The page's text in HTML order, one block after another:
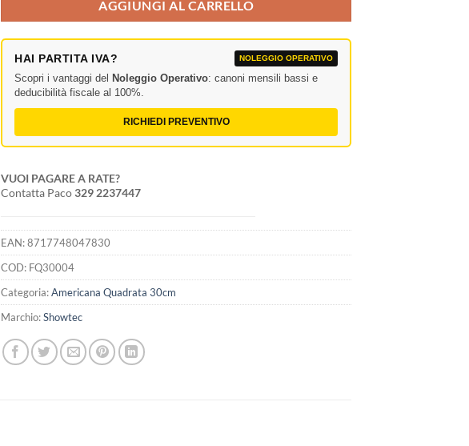
AGGIUNGI AL CARRELLO
HAI PARTITA IVA? NOLEGGIO OPERATIVO
Scopri i vantaggi del Noleggio Operativo: canoni mensili bassi e
deducibilità fiscale al 100%.
RICHIEDI PREVENTIVO
VUOI PAGARE A RATE?
Contatta Paco329 2237447
EAN:8717748047830
COD: FQ30004
Categoria:Americana Quadrata 30cm
Marchio:Showtec